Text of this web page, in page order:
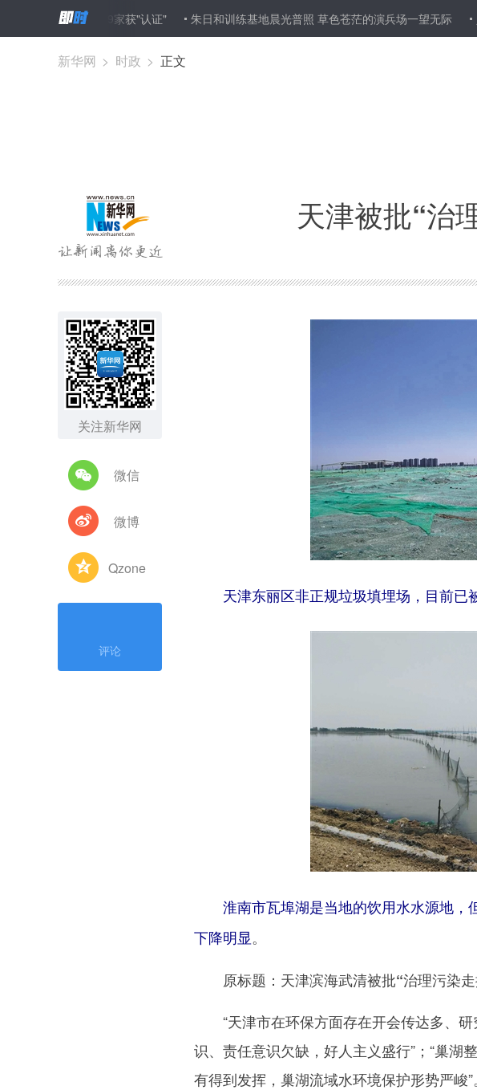
平台仅19家获"认证" 朱日和训练基地晨光普照 草色苍茫的演兵场一望无际 人民日报:
新华网 > 时政 > 正文
天津被批“治
关注新华网
微信
微博
Qzone
评论
天津东丽区非正规垃圾填埋场，目前已
淮南市瓦埠湖是当地的饮用水水源地，
下降明显 。
原标题：天津滨海武清被批“治理污染走
“天津市在环保方面存在开会传达多、研
识、责任意识欠缺，好人主义盛行”；“巢湖
有得到发挥，巢湖流域水环境保护形势严峻